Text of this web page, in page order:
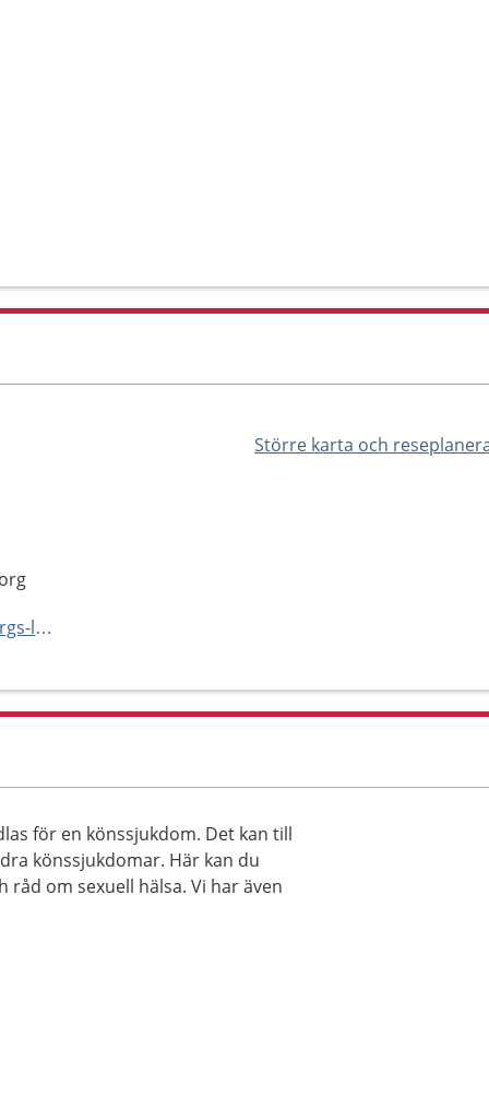
Större karta och
http://vard.skane.se/helsingborgs-lasarett/mottagningar-och-avdelningar/hudmottagning-sexuell-halsa/
för en könssjukdom. Det kan till
könssjukdomar. Här kan du
råd om sexuell hälsa. Vi har även